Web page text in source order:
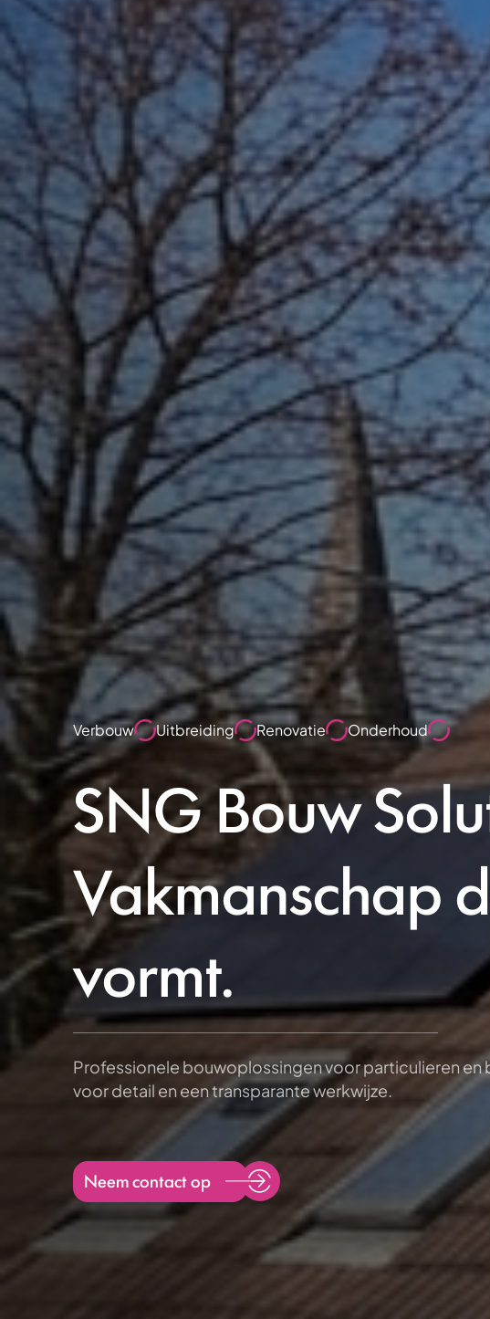
Verbouw Uitbreiding Renovatie Onderhoud
SNG Bouw
Vakmanschap
vormt.
Professionele bouwoplossingen voor particulieren en
voor detail en een transparante werkwijze.
Neem contact op